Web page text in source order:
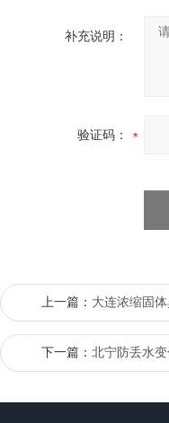
补充说明：
验证码：
上一篇： 大连浓缩固
下一篇： 北宁防丢水